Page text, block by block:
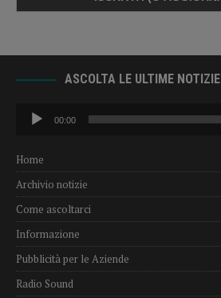
ASCOLTA LE ULTIME
Audio
Player
00:00
Home
Archivio notizie
Come ascoltarci
Informazione
Pubblicità per le Aziende
Radio Sound